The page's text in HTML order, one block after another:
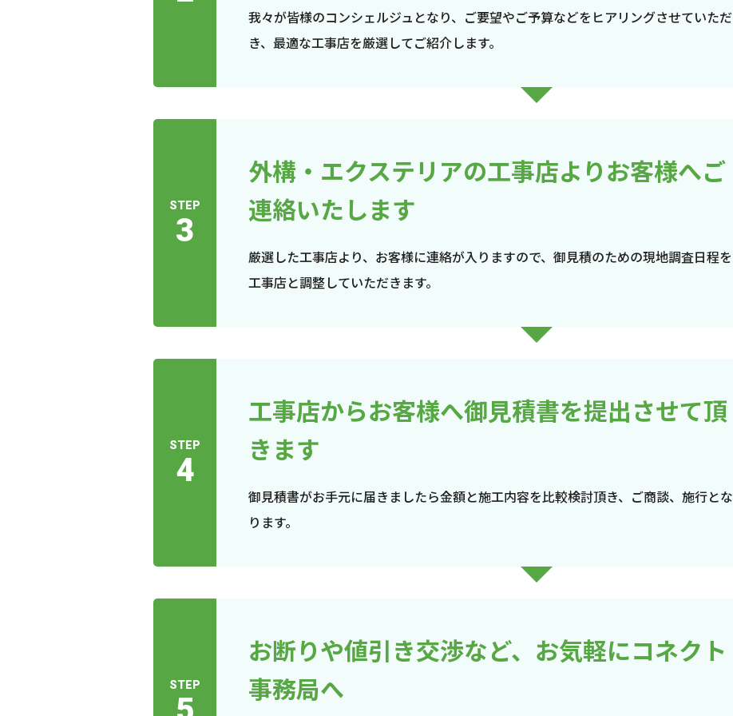
我々が皆様のコンシェルジュとなり、ご要望やご予算などをヒアリングさせていただ
き、最適な工事店を厳選してご紹介します。
STEP
3
外構・エクステリアの工事店よりお客様へご
連絡いたします
厳選した工事店より、お客様に連絡が入りますので、御見積のための現地調査日程を
工事店と調整していただきます。
STEP
4
工事店からお客様へ御見積書を提出させて頂
きます
御見積書がお手元に届きましたら金額と施工内容を比較検討頂き、ご商談、施行とな
ります。
STEP
お断りや値引き交渉など、お気軽にコネクト
事務局へ